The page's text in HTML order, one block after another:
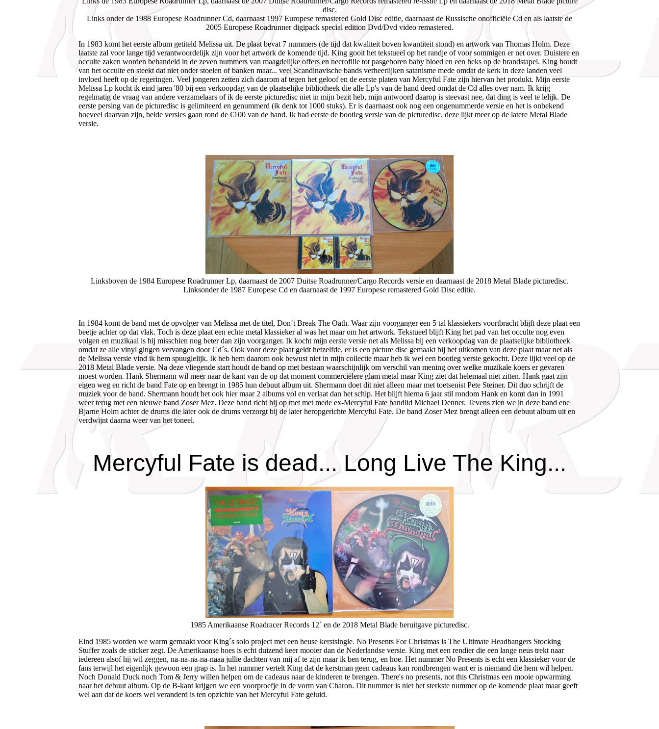
disc.
Links onder de 1988 Europese Roadrunner Cd, daarnaast 1997 Europese remastered Gold Disc editie, daarnaast de Russische onofficiële Cd en als laatste de
2005 Europese Roadrunner digipack special edition Dvd/Dvd video remastered.
In 1983 komt het eerste album getiteld Melissa uit. De plaat bevat 7 nummers (de tijd dat kwaliteit boven kwantiteit stond) en artwork van Thomas Holm. Deze
laatste zal voor lange tijd verantwoordelijk zijn voor het artwork de komende tijd. King gooit het tekstueel op het randje of voor sommigen er net over. Duistere en
occulte zaken worden behandeld in de zeven nummers van maagdelijke offers en necrofilie tot pasgeboren baby bloed en een heks op de brandstapel. King houdt
van het occulte en steekt dat niet onder stoelen of banken maar... veel Scandinavische bands verheerlijken satanisme mede omdat de kerk in deze landen veel
invloed heeft op de regeringen. Veel jongeren zetten zich daarom af tegen het geloof en de eerste platen van Mercyful Fate zijn hiervan het produkt. Mijn eerste
Melissa Lp kocht ik eind jaren '80 bij een verkoopdag van de plaatselijke bibliotheek die alle Lp's van de hand deed omdat de Cd alles over nam. Ik krijg
regelmatig de vraag van andere verzamelaars of ik de eerste picturedisc niet in mijn bezit heb, mijn antwoord daarop is steevast nee, dat ding is veel te lelijk. De
eerste persing van de picturedisc is gelimiteerd en genummerd (ik denk tot 1000 stuks). Er is daarnaast ook nog een ongenummerde versie en het is onbekend
hoeveel daarvan zijn, beide versies gaan rond de €100 van de hand. Ik had eerste de bootleg versie van de picturedisc, deze lijkt meer op de latere Metal Blade
versie.
Linksboven de 1984 Europese Roadrunner Lp, daarnaast de 2007 Duitse Roadrunner/Cargo Records versie en daarnaast de 2018 Metal Blade picturedisc.
Linksonder de 1987 Europese Cd en daarnaast de 1997 Europese remastered Gold Disc editie.
In 1984 komt de band met de opvolger van Melissa met de titel, Don´t Break The Oath. Waar zijn voorganger een 5 tal klassiekers voortbracht blijft deze plaat een
beetje achter op dat vlak. Toch is deze plaat een echte metal klassieker al was het maar om het artwork. Tekstueel blijft King het pad van het occulte nog even
volgen en muzikaal is hij misschien nog beter dan zijn voorganger. Ik kocht mijn eerste versie net als Melissa bij een verkoopdag van de plaatselijke bibliotheek
omdat ze alle vinyl gingen vervangen door Cd´s. Ook voor deze plaat geldt hetzelfde, er is een picture disc gemaakt bij het uitkomen van deze plaat maar net als
de Melissa versie vind ik hem spuuglelijk. Ik heb hem daarom ook bewust niet in mijn collectie maar heb ik wel een bootleg versie gekocht. Deze lijkt veel op de
2018 Metal Blade versie. Na deze vliegende start houdt de band op met bestaan waarschijnlijk om verschil van mening over welke muzikale koers er gevaren
moest worden. Hank Shermann wil meer naar de kant van de op dat moment commerciëlere glam metal maar King ziet dat helemaal niet zitten. Hank gaat zijn
eigen weg en richt de band Fate op en brengt in 1985 hun debuut album uit. Shermann doet dit niet alleen maar met toetsenist Pete Steiner. Dit duo schrijft de
muziek voor de band. Shermann houdt het ook hier maar 2 albums vol en verlaat dan het schip. Het blijft hierna 6 jaar stil rondom Hank en komt dan in 1991
weer terug met een nieuwe band Zoser Mez. Deze band richt hij op met met mede ex-Mercyful Fate bandlid Michael Denner. Tevens zien we in deze band ene
Bjarne Holm achter de drums die later ook de drums verzorgt bij de later heropgerichte Mercyful Fate. De band Zoser Mez brengt alleen een debuut album uit en
verdwijnt daarna weer van het toneel.
Mercyful Fate is dead... Long Live The King...
1985 Amerikaanse Roadracer Records 12` en de 2018 Metal Blade heruitgave picturedisc.
Eind 1985 worden we warm gemaakt voor King´s solo project met een heuse kerstsingle. No Presents For Christmas is The Ultimate Headbangers Stocking
Stuffer zoals de sticker zegt. De Amerikaanse hoes is echt duizend keer mooier dan de Nederlandse versie. King met een rendier die een lange neus trekt naar
iedereen alsof hij wil zeggen, na-na-na-na-naaa jullie dachten van mij af te zijn maar ik ben terug, en hoe. Het nummer No Presents is echt een klassieker voor de
fans terwijl het eigenlijk gewoon een grap is. In het nummer vertelt King dat de kerstman geen cadeaus kan rondbrengen want er is niemand die hem wil helpen.
Noch Donald Duck noch Tom & Jerry willen helpen om de cadeaus naar de kinderen te brengen. There's no presents, not this Christmas een mooie opwarming
naar het debuut album. Op de B-kant krijgen we een voorproefje in de vorm van Charon. Dit nummer is niet het sterkste nummer op de komende plaat maar geeft
wel aan dat de koers wel veranderd is ten opzichte van het Mercyful Fate geluid.